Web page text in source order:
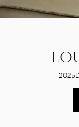
2025